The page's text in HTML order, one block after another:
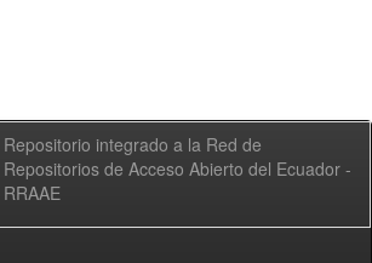
Repositorio integrado a la Red de
Repositorios de Acceso Abierto del Ecuador -
RRAAE